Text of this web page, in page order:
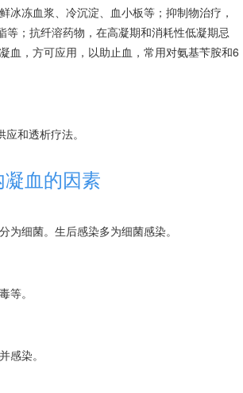
冻血浆、冷沉淀、血小板等；抑制物治疗，
；抗纤溶药物，在高凝期和消耗性低凝期忌
血，方可应用，以助止血，常用对氨基苄胺和6
和透析疗法。
血的因素
细菌。生后感染多为细菌感染。
等。
感染。